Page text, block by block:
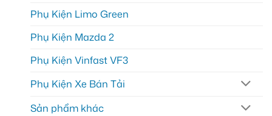
Phụ Kiện Limo Green
Phụ Kiện Mazda 2
Phụ Kiện Vinfast VF3
Phụ Kiện Xe Bán Tải
Sản phẩm khác